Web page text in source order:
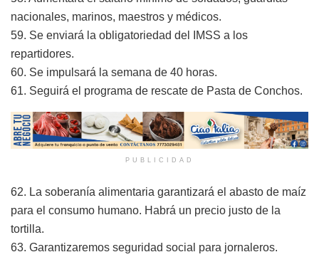
nacionales, marinos, maestros y médicos.
59. Se enviará la obligatoriedad del IMSS a los
repartidores.
60. Se impulsará la semana de 40 horas.
61. Seguirá el programa de rescate de Pasta de Conchos.
PUBLICIDAD
62. La soberanía alimentaria garantizará el abasto de maíz
para el consumo humano. Habrá un precio justo de la
tortilla.
63. Garantizaremos seguridad social para jornaleros.